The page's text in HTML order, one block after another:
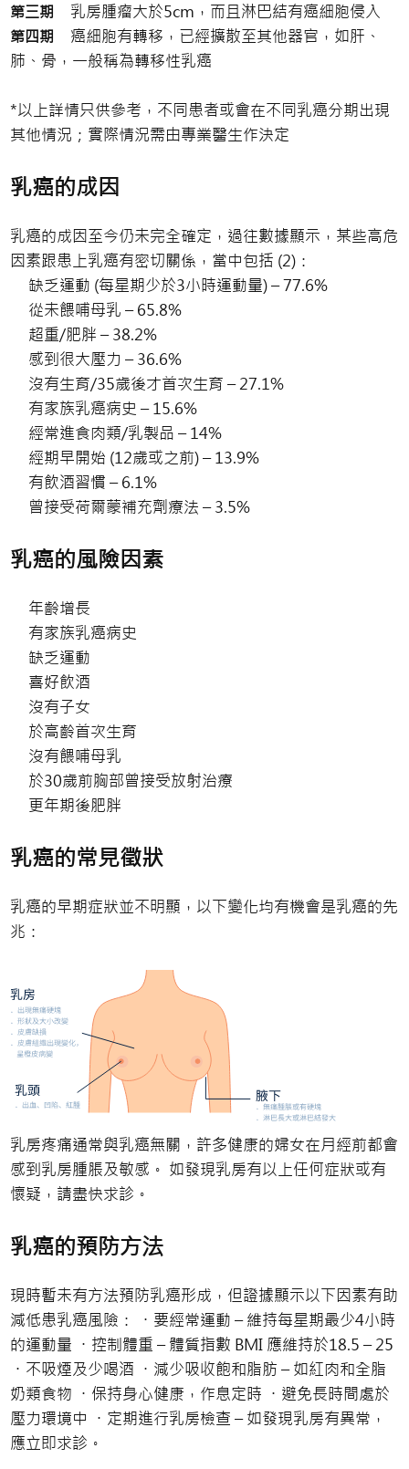
第三期 乳房腫瘤大於5cm，而且淋巴結有癌細胞侵入
第四期
癌細胞有轉移，已經擴散至其他器官，如肝、
肺、骨，一般稱為轉移性乳癌
*以上詳情只供參考，不同患者或會在不同乳癌分期出現
其他情況；實際情況需由專業醫生作決定
乳癌的成因
乳癌的成因至今仍未完全確定，過往數據顯示，某些高危
因素跟患上乳癌有密切關係，當中包括 (2)：
缺乏運動 (每星期少於3小時運動量) – 77.6%
從未餵哺母乳 – 65.8%
超重/肥胖 – 38.2%
感到很大壓力 – 36.6%
沒有生育/35歲後才首次生育 – 27.1%
有家族乳癌病史 – 15.6%
經常進食肉類/乳製品 – 14%
經期早開始 (12歲或之前) – 13.9%
有飲酒習慣 – 6.1%
曾接受荷爾蒙補充劑療法 – 3.5%
乳癌的風險因素
年齡增長
有家族乳癌病史
缺乏運動
喜好飲酒
沒有子女
於高齡首次生育
沒有餵哺母乳
於30歲前胸部曾接受放射治療
更年期後肥胖
乳癌的常見徵狀
乳癌的早期症狀並不明顯，以下變化均有機會是乳癌的先
兆：
乳房疼痛通常與乳癌無關，許多健康的婦女在月經前都會
感到乳房腫脹及敏感。 如發現乳房有以上任何症狀或有
懷疑，請盡快求診。
乳癌的預防方法
現時暫未有方法預防乳癌形成，但證據顯示以下因素有助
減低患乳癌風險： ・要經常運動 – 維持每星期最少4小時
的運動量 ・控制體重 – 體質指數 BMI 應維持於18.5 – 25
・不吸煙及少喝酒 ・減少吸收飽和脂肪 – 如紅肉和全脂
奶類食物 ・保持身心健康，作息定時 ・避免長時間處於
壓力環境中 ・定期進行乳房檢查 – 如發現乳房有異常，
應立即求診。